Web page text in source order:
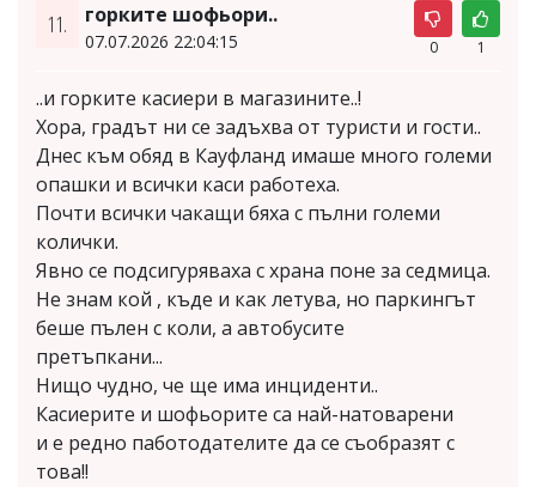
11. горките шофьори..
07.07.2026 22:04:15 0 1
..и горките касиери в магазините..!
Хора, градът ни се задъхва от туристи и гости..
Днес към обяд в Кауфланд имаше много големи
опашки и всички каси работеха.
Почти всички чакащи бяха с пълни големи
колички.
Явно се подсигуряваха с храна поне за седмица.
Не знам кой , къде и как летува, но паркингът
беше пълен с коли, а автобусите
претъпкани...
Нищо чудно, че ще има инциденти..
Касиерите и шофьорите са най-натоварени
и е редно паботодателите да се съобразят с
това!!